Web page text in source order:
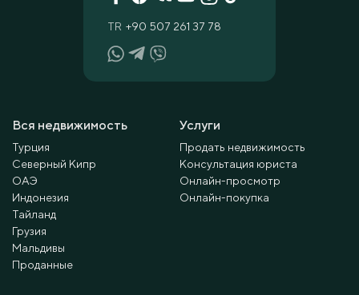
Вся недвижимость
Турция
Северный Кипр
ОАЭ
Индонезия
Тайланд
Грузия
Мальдивы
Проданные
Услуги
Продать недвижимость
Консультация юриста
Онлайн-просмотр
Онлайн-покупка
TR +90 507 261 37 78